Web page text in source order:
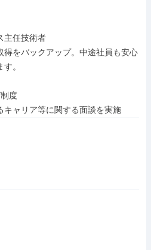
主任技術者
得をバックアップ。中途社員も安心
。
度
キャリア等に関する面談を実施